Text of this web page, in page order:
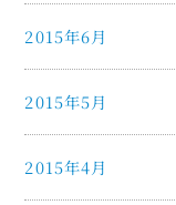
2015年6月
2015年5月
2015年4月